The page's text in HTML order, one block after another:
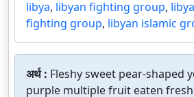
libya, libyan fighting group,
fighting group, libyan islamic
अर्थ : Fleshy sweet pear-shaped
purple multiple fruit eaten